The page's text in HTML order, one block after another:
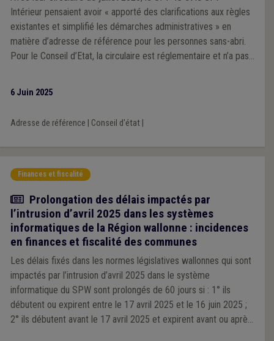
Intérieur pensaient avoir « apporté des clarifications aux règles
existantes et simplifié les démarches administratives » en
matière d’adresse de référence pour les personnes sans-abri.
Pour le Conseil d’Etat, la circulaire est réglementaire et n’a pas
6 Juin 2025
Adresse de référence Conseil d'état|
Finances et fiscalité
Actualité
Prolongation des délais impactés par
l’intrusion d’avril 2025 dans les systèmes
informatiques de la Région wallonne : incidences
en finances et fiscalité des communes
Les délais fixés dans les normes législatives wallonnes qui sont
impactés par l’intrusion d’avril 2025 dans le système
informatique du SPW sont prolongés de 60 jours si : 1° ils
débutent ou expirent entre le 17 avril 2025 et le 16 juin 2025 ;
2° ils débutent avant le 17 avril 2025 et expirent avant ou après